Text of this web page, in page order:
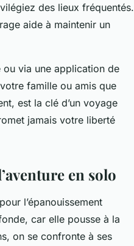
des lieux fréquentés.
aide à maintenir un
ou via une application de
famille ou amis que
est la clé d’un voyage
jamais votre liberté
en solo
l’épanouissement
car elle pousse à la
on se confronte à ses